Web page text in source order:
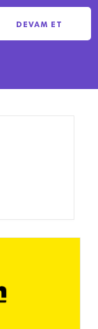
DEVAM ET